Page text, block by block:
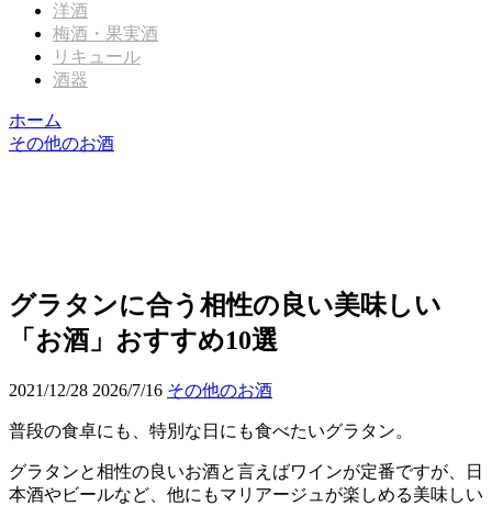
洋酒
梅酒・果実酒
リキュール
酒器
ホーム
その他のお酒
グラタンに合う相性の良い美味しい
「お酒」おすすめ10選
2021/12/28 2026/7/16 その他のお酒
普段の食卓にも、特別な日にも食べたいグラタン。
グラタンと相性の良いお酒と言えばワインが定番ですが、日
本酒やビールなど、他にもマリアージュが楽しめる美味しい